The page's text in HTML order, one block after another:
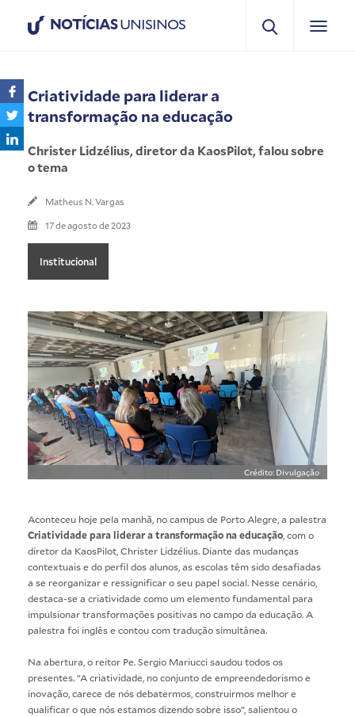
NOTÍCIASUNISINOS
Criatividade para liderar a
transformação na educação
Christer Lidzélius, diretor da KaosPilot, falou sobre
o tema
Matheus N. Vargas
17 de agosto de 2023
Institucional
Crédito: Divulgação
Aconteceu hoje pela manhã, no campus de Porto Alegre, a palestra
Criatividade para liderar a transformação na educação, com o
diretor da KaosPilot, Christer Lidzélius. Diante das mudanças
contextuais e do perfil dos alunos, as escolas têm sido desafiadas
a se reorganizar e ressignificar o seu papel social. Nesse cenário,
destaca-se a criatividade como um elemento fundamental para
impulsionar transformações positivas no campo da educação. A
palestra foi inglês e contou com tradução simultânea.
Na abertura, o reitor Pe. Sergio Mariucci saudou todos os
presentes. “A criatividade, no conjunto de empreendedorismo e
inovação, carece de nós debatermos, construirmos melhor e
qualificar o que nós estamos dizendo sobre isso”, salientou o